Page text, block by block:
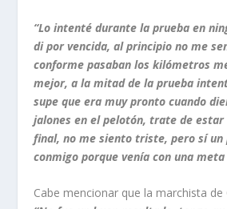
“Lo intenté durante la prueba en
di por vencida, al principio no me
conforme pasaban los kilómetros
mejor, a la mitad de la prueba
supe que era muy pronto cuando
jalones en el pelotón, trate de estar
final, no me siento triste, pero sí un
conmigo porque venía con una
Cabe mencionar que la marchista de